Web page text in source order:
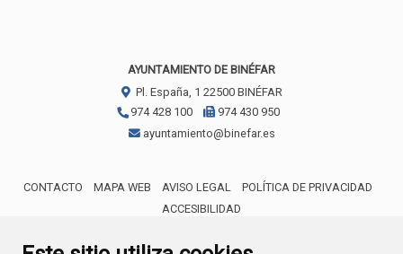
AYUNTAMIENTO DE BINÉFAR
Pl. España, 1 22500 BINÉFAR
974 428 100
974 430 950
ayuntamiento@binefar.es
CONTACTO MAPA WEB AVISO LEGAL
POLÍTICA DE PRIVACIDAD
ACCESIBILIDAD
ENLACE EXTERNO AL